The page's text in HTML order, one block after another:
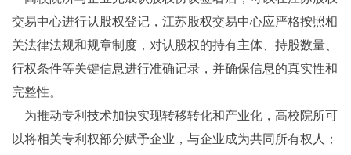
交易中心进行认股权登记，江苏股权交易中心应严格按照相
关法律法规和规章制度，对认股权的持有主体、持股数量、
行权条件等关键信息进行准确记录，并确保信息的真实性和
完整性。
为推动专利技术加快实现转移转化和产业化，高校院所可
以将相关专利权部分赋予企业，与企业成为共同所有权人；